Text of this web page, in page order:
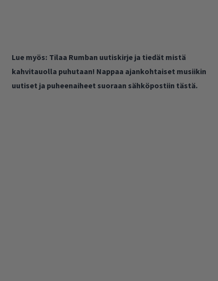
Lue myös: Tilaa Rumban uutiskirje ja tiedät mistä
kahvitauolla puhutaan! Nappaa ajankohtaiset musiikin
uutiset ja puheenaiheet suoraan sähköpostiin tästä.